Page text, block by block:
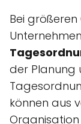
Bei
der Planung
können aus